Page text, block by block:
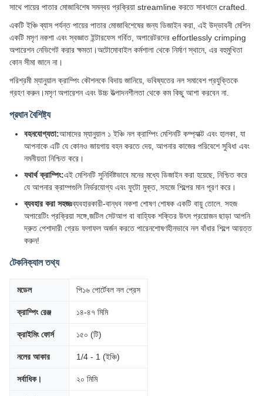
সাথে পায়ের পাতার মোজাবিশেষ সমন্বয় প্রক্রিয়া streamline করতে সাবধানে crafted.
একটি ইঞ্চি ব্যাস পর্যন্ত পায়ের পাতার মোজাবিশেষের জন্য ডিজাইন করা, এই উদ্ভাবনী মেশিন
একটি মসৃণ নকশা এবং স্বজ্ঞাত ইন্টারফেস গর্বিত, অপারেটরদের effortlessly crimping
অপারেশন নেভিগেট করার ক্ষমতা।অটোমোবাইল কর্মশালা থেকে নির্মাণ স্থানে, এর বহুমুখিতা
কোন সীমা জানে না।
পরিশ্রমী ম্যানুয়াল ক্রাম্পিং কৌশলকে বিদায় জানিয়ে, ভবিষ্যতের নল সমাবেশ প্রযুক্তিকে
গ্রহণ করুন।মসৃণ অপারেশন এবং উচ্চ উত্পাদনশীলতা থেকে কম কিছু আশা করবেন না.
প্রধান বৈশিষ্ট্য
বহনযোগ্যতা:আমাদের ম্যানুয়াল ১ ইঞ্চি নল ক্রাম্পিং মেশিনটি কম্প্যাক্ট এবং হালকা, যা
আপনাকে এটি যে কোনও জায়গায় বহন করতে দেয়, আপনার কাজের পরিবেশে সুবিধা এবং
নমনীয়তা নিশ্চিত করে।
যথার্থ ক্রাম্পিং:এই মেশিনটি সুনির্দিষ্টভাবে মনের মধ্যে ডিজাইন করা হয়েছে, নিশ্চিত করে
যে আপনার ক্রাম্পগুলি নির্ভরযোগ্য এবং ফুটো মুক্ত, সহজে শিল্পের মান পূরণ করে।
ব্যবহার করা সহজঃব্যবহারকারী-বান্ধব নকশা শোষণ শোষক একটি বায়ু তোলে. সহজ
অপারেটিং প্রক্রিয়া সঙ্গে,জটিল সেটআপ বা বাহ্যিক শক্তির উৎস প্রয়োজন ছাড়া আপনি
দ্রুত পেশাদারী গ্রেড ফলাফল অর্জন করতে পারেনশোষণহীনভাবে নল বাঁধার শিল্পে আয়ত্ত
করুন!
টেকনিক্যাল তথ্য
মডেল পি১৬ পোর্টেবল নল প্রেস
ক্রাম্পিং রেঞ্জ ১৪-৪৭ মিমি
ক্রাইমিং ফোর্স ১৫০ (টি)
নলের আকার 1/4 - 1 (ইঞ্চি)
সর্বাধিক। ২০ মিমি